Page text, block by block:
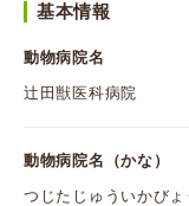
基本情報
動物病院名
辻田獣医科病院
動物病院名（かな）
つじたじゅういかびょ